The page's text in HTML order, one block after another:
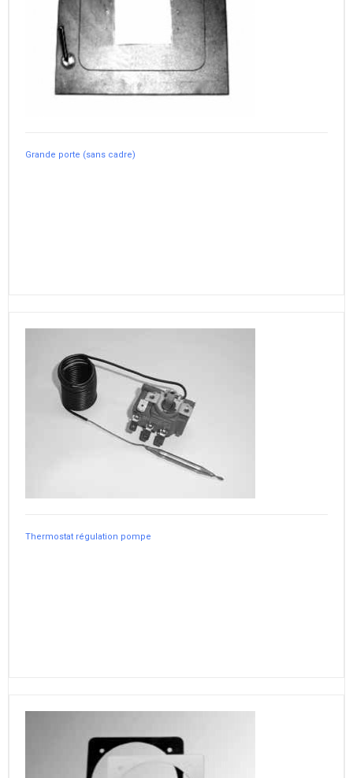
Grande porte (sans cadre)
Thermostat régulation pompe